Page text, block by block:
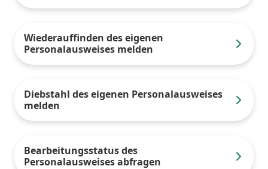
Wiederauffinden des eigenen
Personalausweises melden
Diebstahl des eigenen Personalausweises
melden
Bearbeitungsstatus des
Personalausweises abfragen